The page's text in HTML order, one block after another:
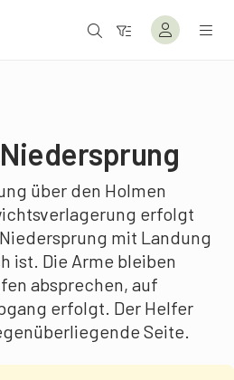
über den Holmen
erfolgt
mit Landung
ist. Die Arme bleiben
absprechen, auf
erfolgt. Der Helfer
Seite.